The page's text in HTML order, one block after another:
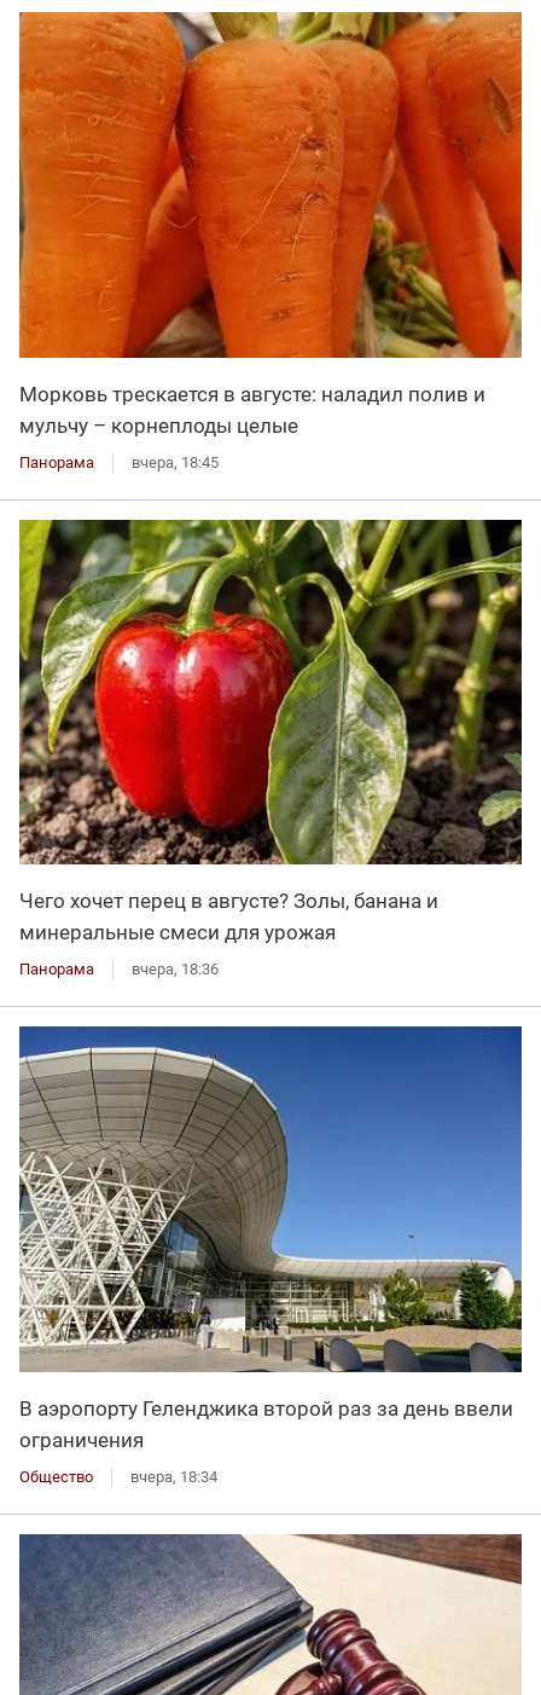
Морковь трескается в августе: наладил полив и
мульчу – корнеплоды целые
Панорама вчера, 18:45
Чего хочет перец в августе? Золы, банана и
минеральные смеси для урожая
Панорама вчера, 18:36
В аэропорту Геленджика второй раз за день ввели
ограничения
Общество вчера, 18:34